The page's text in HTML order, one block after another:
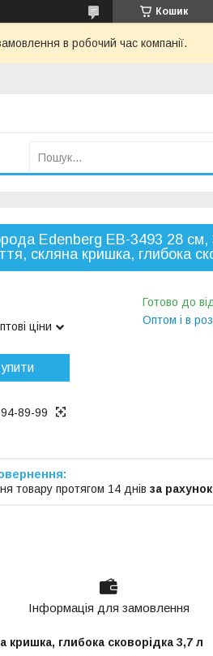
Кошик
в робочий час компанії.
Edenberg EB-3493 28
скляна кришка, глибока
ціни
Готово до
Оптом і в
89-99
товару протягом 14 днів за
Інформація для замовлення
глибока сковорідка 3,7 л